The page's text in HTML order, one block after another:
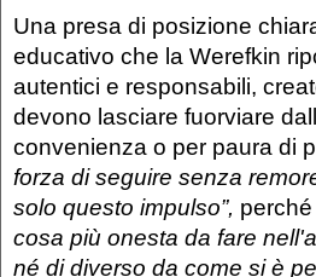
Una presa di posizione
educativo che la Werefkin
autentici e responsabili,
devono lasciare fuorviare
convenienza o per paura di
forza di seguire senza
solo questo impulso”, perché
cosa più onesta da fare
né di diverso da come si è